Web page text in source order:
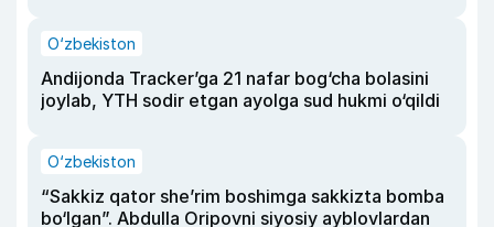
O‘zbekiston
Andijonda Tracker’ga 21 nafar bog‘cha bolasini
joylab, YTH sodir etgan ayolga sud hukmi o‘qildi
O‘zbekiston
“Sakkiz qator she’rim boshimga sakkizta bomba
bo‘lgan”. Abdulla Oripovni siyosiy ayblovlardan